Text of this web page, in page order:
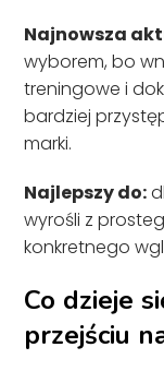
Najnowsza
wyborem, bo
treningowe i
bardziej
marki.
Najlepszy do:
wyrośli z
konkretnego
Co dzieje
przejściu